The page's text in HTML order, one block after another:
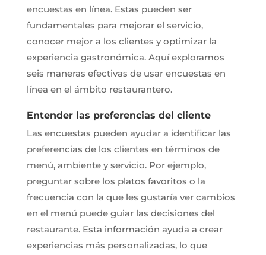
encuestas en línea. Estas pueden ser
fundamentales para mejorar el servicio,
conocer mejor a los clientes y optimizar la
experiencia gastronómica. Aquí exploramos
seis maneras efectivas de usar encuestas en
línea en el ámbito restaurantero.
Entender las preferencias del cliente
Las encuestas pueden ayudar a identificar las
preferencias de los clientes en términos de
menú, ambiente y servicio. Por ejemplo,
preguntar sobre los platos favoritos o la
frecuencia con la que les gustaría ver cambios
en el menú puede guiar las decisiones del
restaurante. Esta información ayuda a crear
experiencias más personalizadas, lo que